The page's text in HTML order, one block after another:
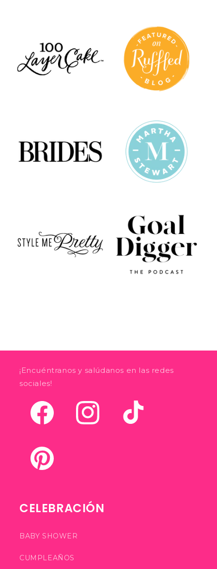
¡Encuéntranos y salúdanos en las redes
sociales!
Facebook Instagram TikTok
Pinterest
CELEBRACIÓN
BABY SHOWER
CUMPLEAÑOS